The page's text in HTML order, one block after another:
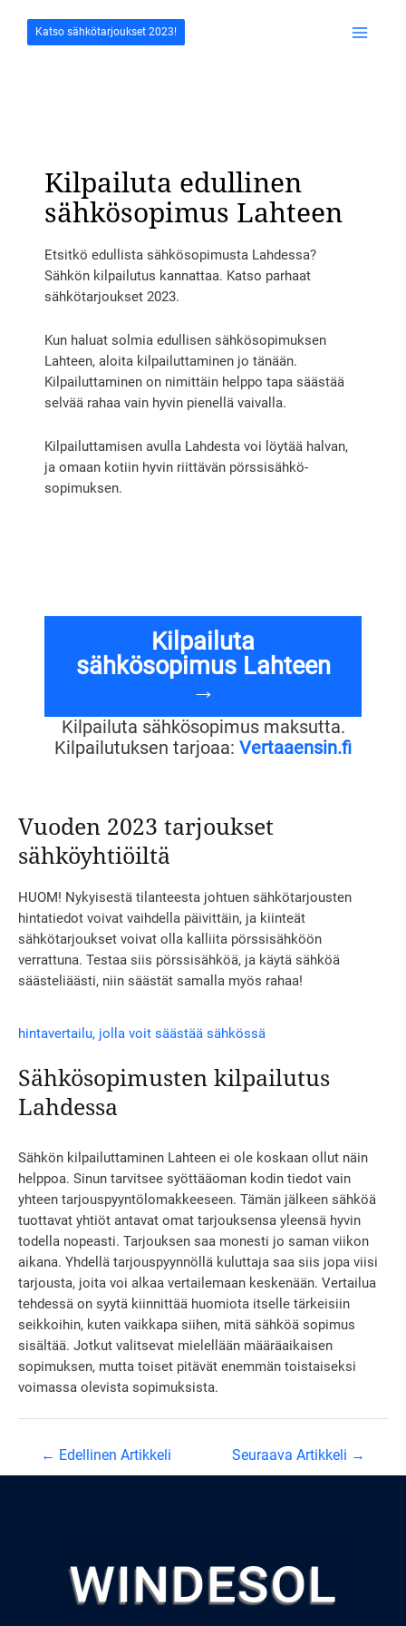
sisältöönKatso sähkötarjoukset 2023!
Kilpailuta edullinen
sähkösopimus Lahteen
Etsitkö edullista sähkösopimusta Lahdessa?
Sähkön kilpailutus kannattaa. Katso parhaat
sähkötarjoukset 2023.
Kun haluat solmia edullisen sähkösopimuksen
Lahteen, aloita kilpailuttaminen jo tänään.
Kilpailuttaminen on nimittäin helppo tapa säästää
selvää rahaa vain hyvin pienellä vaivalla.
Kilpailuttamisen avulla Lahdesta voi löytää halvan,
ja omaan kotiin hyvin riittävän pörssisähkö-
sopimuksen.
Kilpailuta
sähkösopimus Lahteen
→
Kilpailuta sähkösopimus maksutta.
Kilpailutuksen tarjoaa: Vertaaensin.fi
Vuoden 2023 tarjoukset
sähköyhtiöiltä
HUOM! Nykyisestä tilanteesta johtuen sähkötarjousten
hintatiedot voivat vaihdella päivittäin, ja kiinteät
sähkötarjoukset voivat olla kalliita pörssisähköön
verrattuna. Testaa siis pörssisähköä, ja käytä sähköä
säästeliäästi, niin säästät samalla myös rahaa!
hintavertailu, jolla voit säästää sähkössä
Sähkösopimusten kilpailutus
Lahdessa
Sähkön kilpailuttaminen Lahteen ei ole koskaan ollut näin
helppoa. Sinun tarvitsee syöttääoman kodin tiedot vain
yhteen tarjouspyyntölomakkeeseen. Tämän jälkeen sähköä
tuottavat yhtiöt antavat omat tarjouksensa yleensä hyvin
todella nopeasti. Tarjouksen saa monesti jo saman viikon
aikana. Yhdellä tarjouspyynnöllä kuluttaja saa siis jopa viisi
tarjousta, joita voi alkaa vertailemaan keskenään. Vertailua
tehdessä on syytä kiinnittää huomiota itselle tärkeisiin
seikkoihin, kuten vaikkapa siihen, mitä sähköä sopimus
sisältää. Jotkut valitsevat mielellään määräaikaisen
sopimuksen, mutta toiset pitävät enemmän toistaiseksi
voimassa olevista sopimuksista.
Artikkelien
← Edellinen Artikkeli Seuraava Artikkeli →